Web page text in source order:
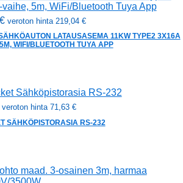
€ veroton hinta 219,04 €
LATAUSASEMA 11KW TYPE2 3X16A
WIFI/BLUETOOTH TUYA APP
veroton hinta 71,63 €
SÄHKÖPISTORASIA RS-232